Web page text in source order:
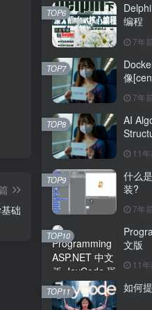
础
编程
7年
TOP6
像
7年
TOP7
AI
11
TOP8
什么
装?
7年
TOP9
文版
11
TOP10
如何
TOP11